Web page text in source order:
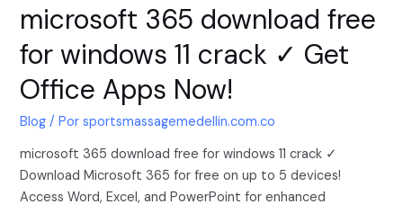
microsoft 365 download free
for windows 11 crack ✓ Get
Office Apps Now!
Blog / Porsportsmassagemedellin.com.co
microsoft 365 download free for windows 11 crack ✓
Download Microsoft 365 for free on up to 5 devices!
Access Word, Excel, and PowerPoint for enhanced